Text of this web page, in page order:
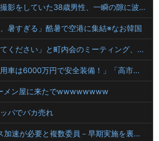
【衝撃】千葉の海岸で写真撮影をしていた38歳男性、一瞬の隙に波にさらわれた結果・・・
暑すぎる」酷暑で空港に集結※なお韓国
「備蓄している人は挙手してください」と町内会のミーティング、何の気なしに手を挙げてしまった結果……
マスゴミ「韓国大統領の公用車は6000万円で安全装備！」「高市の公用車は3000万円で贅沢！」
メン屋に来たでwwwwwwww
パでバカ売れ
日銀7月会合、利上げペース加速が必要と複数委員－早期実施を裏付け